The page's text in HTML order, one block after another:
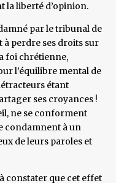
la liberté d’opinion.
par le tribunal de
à perdre ses droits sur
foi chrétienne,
l’équilibre mental de
étant
ses croyances !
ne se conforment
condamnent à un
de leurs paroles et
constater que cet effet